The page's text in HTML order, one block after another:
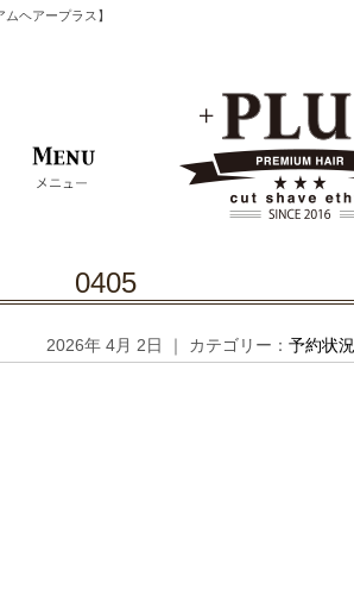
ヘアープラス】
0405
2026年 4月 2日 ｜ カテゴリー： 予約状況